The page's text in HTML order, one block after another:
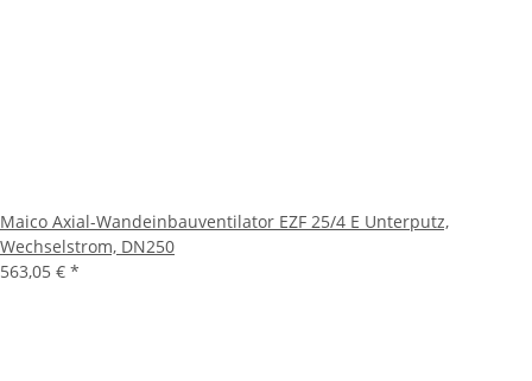
Maico Axial-Wandeinbauventilator EZF 25/4 E Unterputz,
Wechselstrom, DN250
563,05 € *